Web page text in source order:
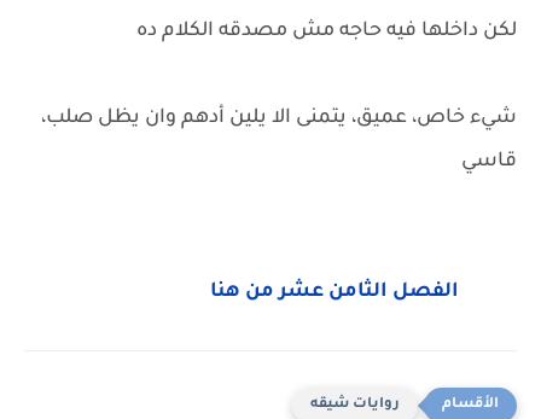
لكن داخلها فيه حاجه مش مصدقه الكلام ده
شيء خاص، عميق، يتمنى الا يلين أدهم وان يظل صلب،
قاسي
الفصل الثامن عشر من هنا
روايات شيقه